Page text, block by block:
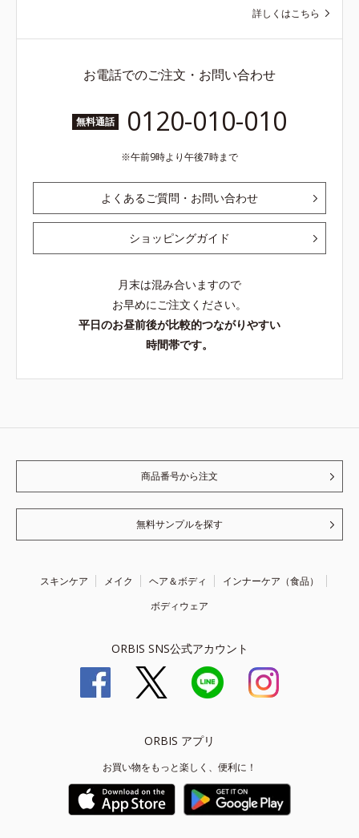
詳しくはこちら
お電話でのご注文・お問い合わせ
無料通話 0120-010-010
午前9時より午後7時まで
よくあるご質問・お問い合わせ
ショッピングガイド
月末は混み合いますので
お早めにご注文ください。
平日のお昼前後が比較的つながりやすい
時間帯です。
商品番号から注文
無料サンプルを探す
スキンケア メイク ヘア＆ボディ
インナーケア（食品）
ボディウェア
ORBIS SNS公式アカウント
ORBIS アプリ
お買い物をもっと楽しく、便利に！